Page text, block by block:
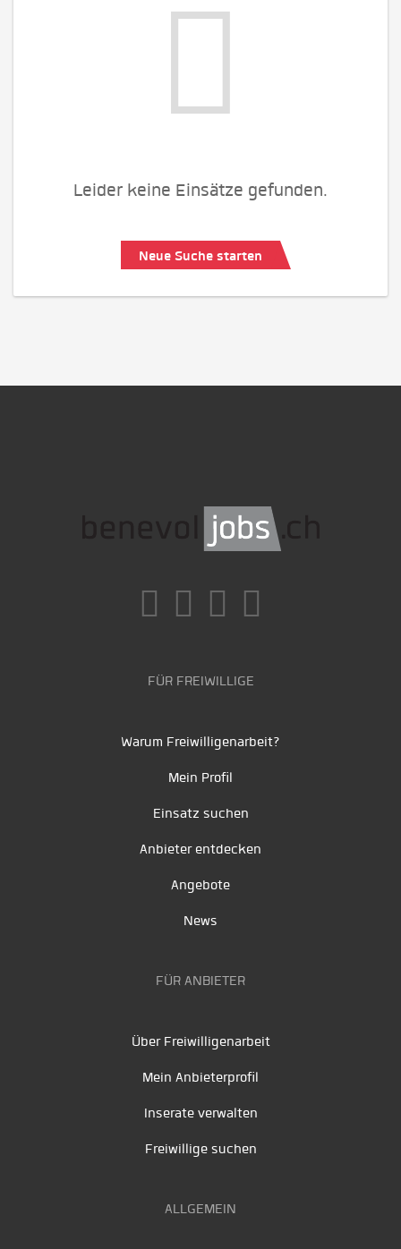
Leider keine Einsätze gefunden.
Neue Suche starten
FÜR FREIWILLIGE
Warum Freiwilligenarbeit?
Mein Profil
Einsatz suchen
Anbieter entdecken
Angebote
News
FÜR ANBIETER
Über Freiwilligenarbeit
Mein Anbieterprofil
Inserate verwalten
Freiwillige suchen
ALLGEMEIN